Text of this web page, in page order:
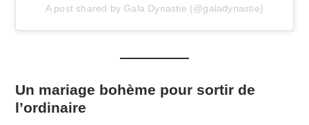
A post shared by Gala Dynastie (@galadynastie)
Un mariage bohème pour sortir de
l’ordinaire